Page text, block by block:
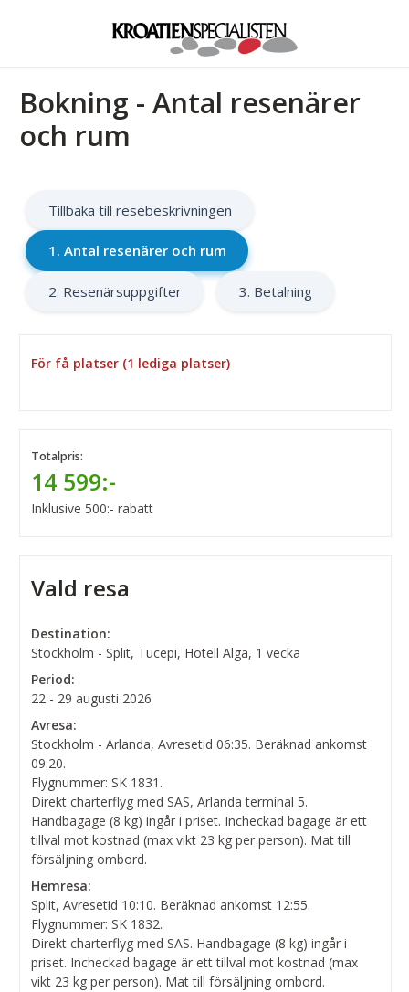
Bokning - Antal resenärer
och rum
Tillbaka till resebeskrivningen
1. Antal resenärer och rum
2. Resenärsuppgifter 3. Betalning
För få platser (1 lediga platser)
Totalpris:
14 599:-
Inklusive 500:- rabatt
Vald resa
Destination:
Stockholm - Split, Tucepi, Hotell Alga, 1 vecka
Period:
22 - 29 augusti 2026
Avresa:
Stockholm - Arlanda, Avresetid 06:35. Beräknad ankomst
09:20.
Flygnummer: SK 1831.
Direkt charterflyg med SAS, Arlanda terminal 5.
Handbagage (8 kg) ingår i priset. Incheckad bagage är ett
tillval mot kostnad (max vikt 23 kg per person). Mat till
försäljning ombord.
Hemresa:
Split, Avresetid 10:10. Beräknad ankomst 12:55.
Flygnummer: SK 1832.
Direkt charterflyg med SAS. Handbagage (8 kg) ingår i
priset. Incheckad bagage är ett tillval mot kostnad (max
vikt 23 kg per person). Mat till försäljning ombord.